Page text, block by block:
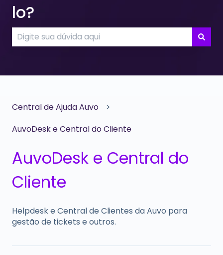
lo?
Central de Ajuda Auvo
AuvoDesk e Central do Cliente
AuvoDesk e Central do
Cliente
Helpdesk e Central de Clientes da Auvo para
gestão de tickets e outros.